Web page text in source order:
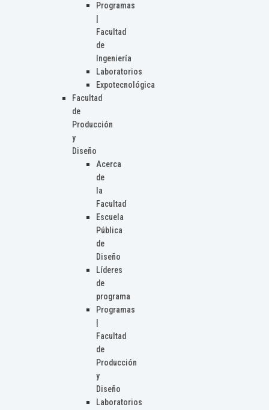
Programas
Facultad
de
Ingeniería
Laboratorios
Expotecnológica
Facultad
de
Producción
y
Diseño
Acerca
de
la
Facultad
Escuela
Pública
de
Diseño
Líderes
de
programa
Programas
Facultad
de
Producción
y
Diseño
Laboratorios